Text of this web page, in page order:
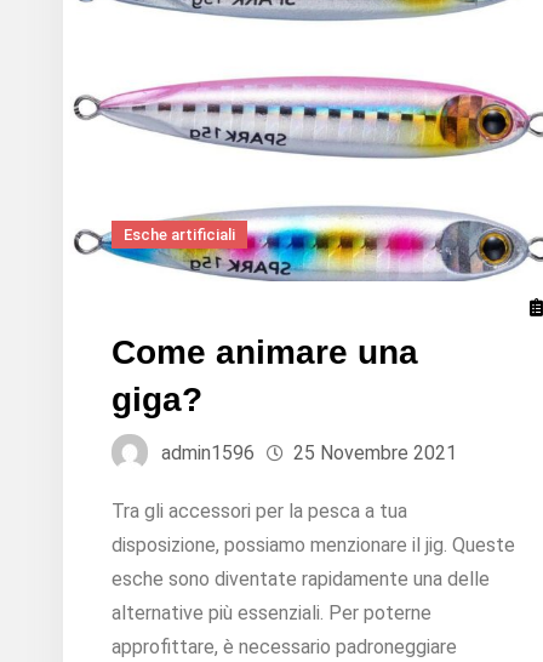
Esche artificiali
Come animare una
giga?
admin1596 25 Novembre 2021
Tra gli accessori per la pesca a tua
disposizione, possiamo menzionare il jig. Queste
esche sono diventate rapidamente una delle
alternative più essenziali. Per poterne
approfittare, è necessario padroneggiare